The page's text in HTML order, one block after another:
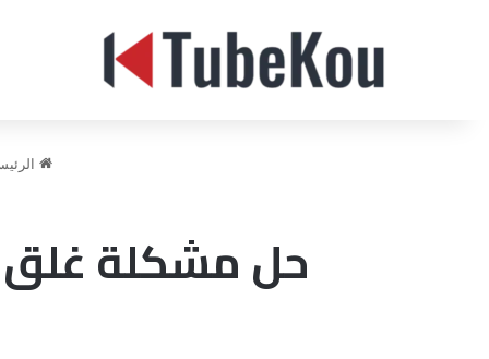
حل مشكلة غلق